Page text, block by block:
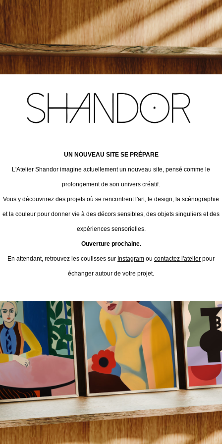
UN NOUVEAU SITE SE PRÉPARE
L'Atelier Shandor imagine actuellement un nouveau site, pensé comme le
prolongement de son univers créatif.
Vous y découvrirez des projets où se rencontrent l'art, le design, la scénographie
et la couleur pour donner vie à des décors sensibles, des objets singuliers et des
expériences sensorielles.
Ouverture prochaine.
En attendant, retrouvez les coulisses sur Instagram ou contactez l'atelier pour
échanger autour de votre projet.